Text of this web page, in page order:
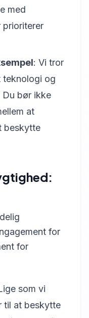
med
prioriterer
: Vi tror
teknologi og
Du bør ikke
at
beskytte
for
for
som vi
til at beskytte